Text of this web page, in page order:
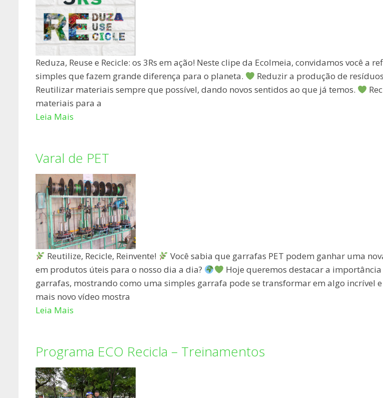
Reduza, Reuse e Recicle: os 3Rs em ação! Neste clipe da Ecolmeia, convidamos você a
simples que fazem grande diferença para o planeta.
Reduzir a produção de
Reutilizar materiais sempre que possível, dando novos sentidos ao que já temos.
materiais para a
Leia Mais
Varal de PET
Reutilize, Recicle, Reinvente!
Você sabia que garrafas PET podem ganhar uma
em produtos úteis para o nosso dia a dia?
Hoje queremos destacar a
garrafas, mostrando como uma simples garrafa pode se transformar em algo incrível e
mais novo vídeo mostra
Leia Mais
Programa ECO Recicla – Treinamentos